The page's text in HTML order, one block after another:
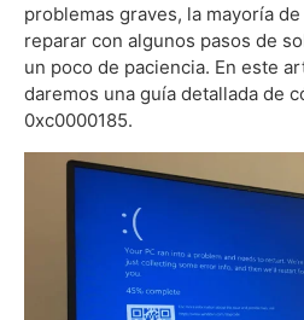
problemas graves, la mayoría
reparar con algunos pasos de
un poco de paciencia. En este
daremos una guía detallada de
0xc0000185.